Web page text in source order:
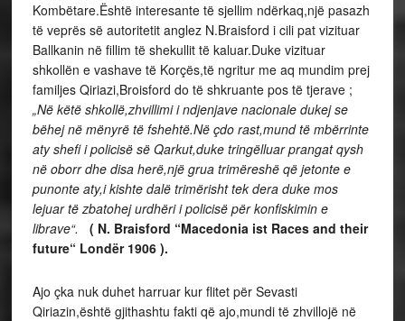
Kombëtare.Është interesante të sjellim ndërkaq,një pasazh
të veprës së autoritetit anglez N.Braisford i cili pat vizituar
Ballkanin në fillim të shekullit të kaluar.Duke vizituar
shkollën e vashave të Korçës,të ngritur me aq mundim prej
familjes Qiriazi,Broisford do të shkruante pos të tjerave ;
„Në këtë shkollë,zhvillimi i ndjenjave nacionale dukej se
bëhej në mënyrë të fshehtë.Në çdo rast,mund të mbërrinte
aty shefi i policisë së Qarkut,duke tringëlluar prangat qysh
në oborr dhe disa herë,një grua trimëreshë që jetonte e
punonte aty,i kishte dalë trimërisht tek dera duke mos
lejuar të zbatohej urdhëri i policisë për konfiskimin e
librave“. ( N. Braisford “Macedonia ist Races and their
future“ Londër 1906 ).
Ajo çka nuk duhet harruar kur flitet për Sevasti
Qiriazin,është gjithashtu fakti që ajo,mundi të zhvillojë në